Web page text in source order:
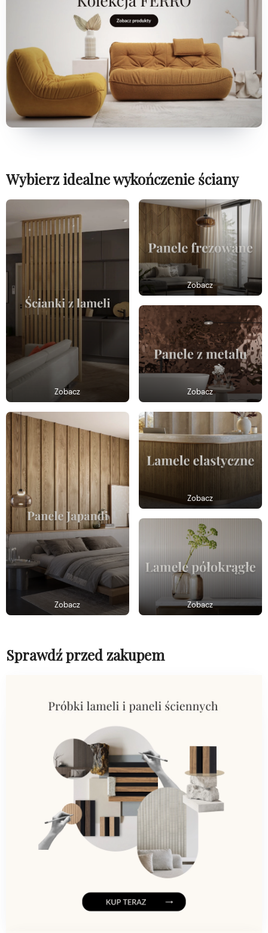
Wybierz idealne wykończenie ściany
Zobacz
Zobacz
Zobacz
Zobacz
Zobacz
Zobacz
Sprawdź przed zakupem